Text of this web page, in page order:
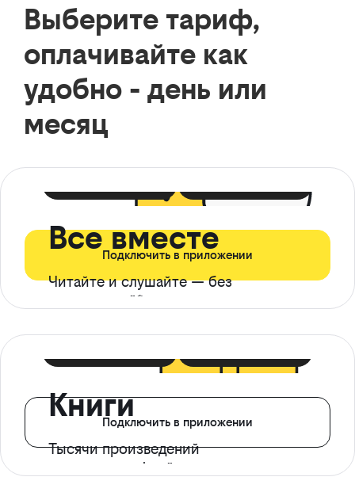
Выберите тариф,
оплачивайте как
удобно - день или
месяц
Все вместе
Читайте и слушайте — без
ограничений*
Подключить в приложении
Книги
Тысячи произведений
с доступом офлайн
Подключить в приложении